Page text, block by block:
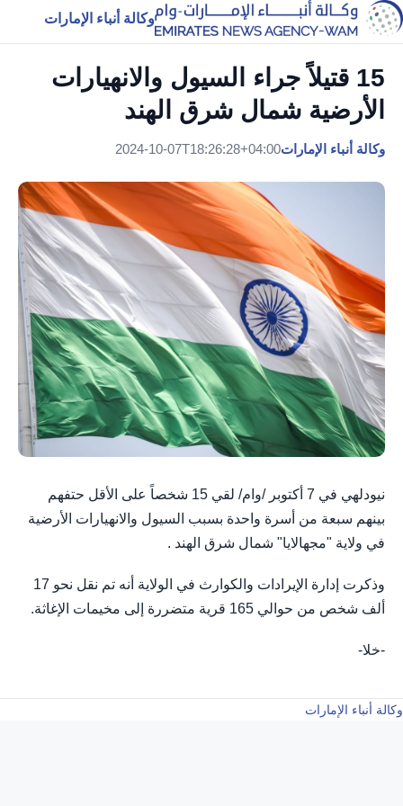
وكالة أنباء الإمارات
15 قتيلاً جراء السيول والانهيارات
الأرضية شمال شرق الهند
وكالة أنباء الإمارات2024-10-07T18:26:28+04:00
نيودلهي في 7 أكتوبر /وام/ لقي 15 شخصاً على الأقل حتفهم
بينهم سبعة من أسرة واحدة بسبب السيول والانهيارات الأرضية
في ولاية "مجهالايا" شمال شرق الهند .
وذكرت إدارة الإيرادات والكوارث في الولاية أنه تم نقل نحو 17
ألف شخص من حوالي 165 قرية متضررة إلى مخيمات الإغاثة.
-خلا-
وكالة أنباء الإمارات